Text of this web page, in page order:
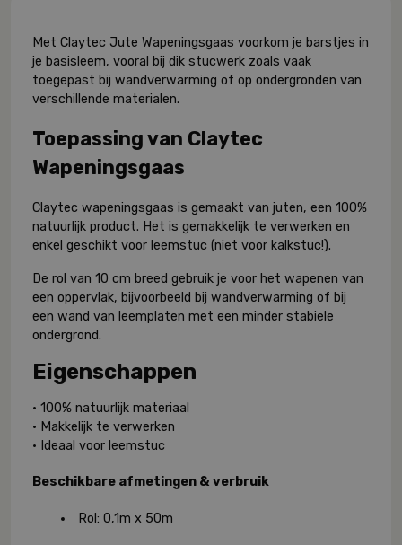
Met Claytec Jute Wapeningsgaas voorkom je barstjes in
je basisleem, vooral bij dik stucwerk zoals vaak
toegepast bij wandverwarming of op ondergronden van
verschillende materialen.
Toepassing van Claytec
Wapeningsgaas
Claytec wapeningsgaas is gemaakt van juten, een 100%
natuurlijk product. Het is gemakkelijk te verwerken en
enkel geschikt voor leemstuc (niet voor kalkstuc!).
De rol van 10 cm breed gebruik je voor het wapenen van
een oppervlak, bijvoorbeeld bij wandverwarming of bij
een wand van leemplaten met een minder stabiele
ondergrond.
Eigenschappen
• 100% natuurlijk materiaal
• Makkelijk te verwerken
• Ideaal voor leemstuc
Beschikbare afmetingen & verbruik
Rol: 0,1m x 50m